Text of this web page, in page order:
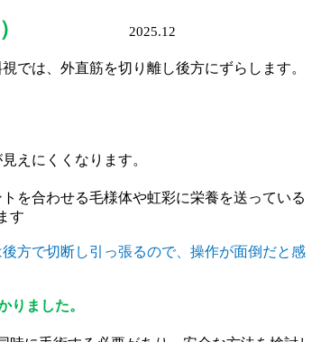
） 2025.12
では、外直筋を切り離し後方にずらします。
えにくくなります。
を合わせる毛様体や虹彩に栄養を送っている
す
方で切断し引っ張るので、操作が面倒 だと感
りました。